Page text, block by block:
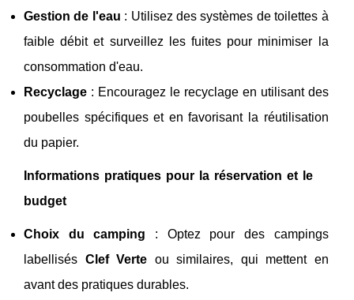
Gestion de l'eau : Utilisez des systèmes de toilettes à
faible débit et surveillez les fuites pour minimiser la
consommation d'eau.
Recyclage : Encouragez le recyclage en utilisant des
poubelles spécifiques et en favorisant la réutilisation
du papier.
Informations pratiques pour la réservation et le
budget
Choix du camping : Optez pour des campings
labellisés Clef Verte ou similaires, qui mettent en
avant des pratiques durables.